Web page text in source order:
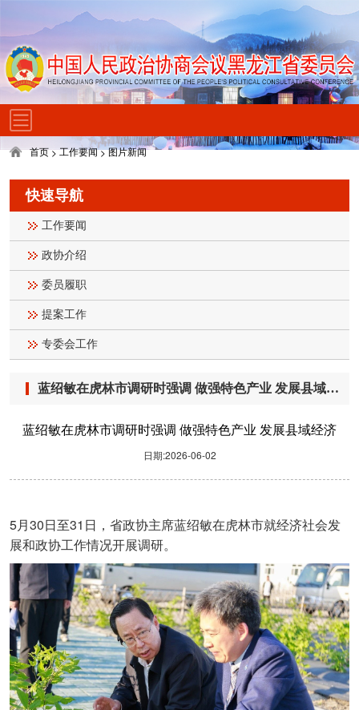
首页>工作要闻>图片新闻
快速导航
工作要闻
政协介绍
委员履职
提案工作
专委会工作
蓝绍敏在虎林市调研时强调 做强特色产业 发展县域经济
蓝绍敏在虎林市调研时强调 做强特色产业 发展县域经济
日期:2026-06-02
5月 30 日至31 日，省政协主席蓝绍敏在虎林市就经济社会发
展和政协工作情况开展调研。